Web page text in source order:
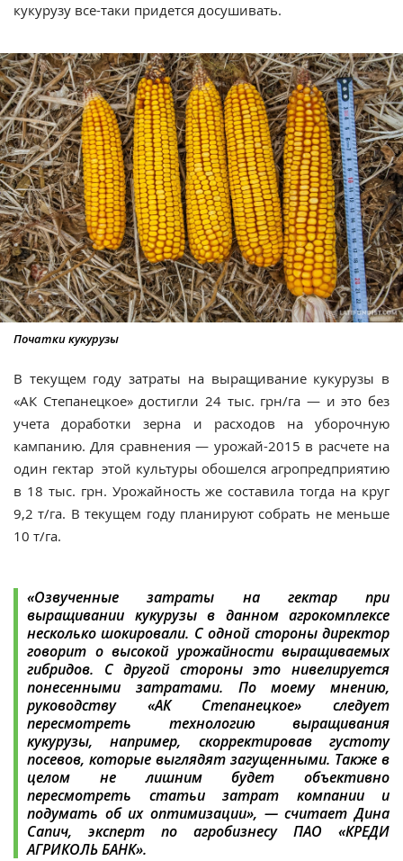
кукурузу все-таки придется досушивать.
Початки кукурузы
В текущем году затраты на выращивание кукурузы в
«АК Степанецкое» достигли 24 тыс. грн/га — и это без
учета доработки зерна и расходов на уборочную
кампанию. Для сравнения — урожай-2015 в расчете на
один гектар этой культуры обошелся агропредприятию
в 18 тыс. грн. Урожайность же составила тогда на круг
9,2 т/га. В текущем году планируют собрать не меньше
10 т/га.
«Озвученные затраты на гектар при
выращивании кукурузы в данном агрокомплексе
несколько шокировали. С одной стороны директор
говорит о высокой урожайности выращиваемых
гибридов. С другой стороны это нивелируется
понесенными затратами. По моему мнению,
руководству «АК Степанецкое» следует
пересмотреть технологию выращивания
кукурузы, например, скорректировав густоту
посевов, которые выглядят загущенными. Также в
целом не лишним будет объективно
пересмотреть статьи затрат компании и
подумать об их оптимизации», — считает Дина
Сапич, эксперт по агробизнесу ПАО «КРЕДИ
АГРИКОЛЬ БАНК».